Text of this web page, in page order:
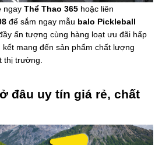
ngay Thể Thao 365 hoặc liên
để sắm ngay mẫu balo Pickleball
ấn tượng cùng hàng loạt ưu đãi hấp
kết mang đến sản phẩm chất lượng
thị trường.
đâu uy tín giá rẻ, chất